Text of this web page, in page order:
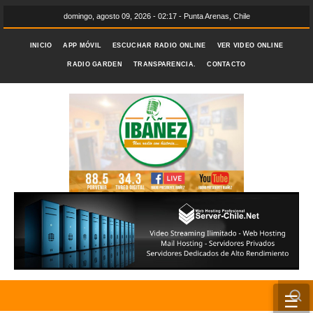
domingo, agosto 09, 2026 - 02:17 - Punta Arenas, Chile
INICIO APP MÓVIL ESCUCHAR RADIO ONLINE VER VIDEO ONLINE
RADIO GARDEN TRANSPARENCIA. CONTACTO
☰